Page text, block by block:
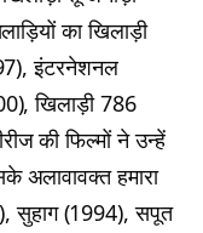
का खिलाड़ी
इंटरनेशनल
खिलाड़ी 786
की फिल्मों ने उन्हें
अलावावक्त हमारा
सुहाग (1994), सपूत